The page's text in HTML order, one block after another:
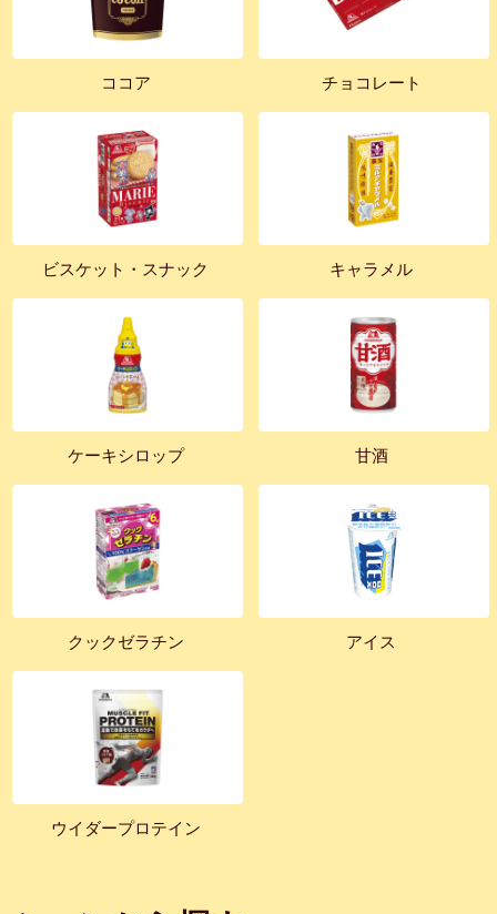
ココア チョコレート
ビスケット・スナック キャラメル
ケーキシロップ 甘酒
クックゼラチン アイス
ウイダープロテイン